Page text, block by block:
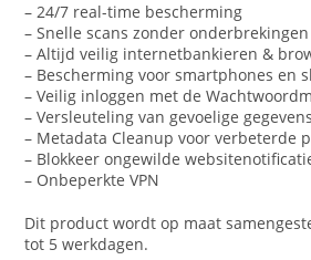
– 24/7 real-time bescherming
– Snelle scans zonder onderbrekingen
– Altijd veilig internetbankieren &
– Bescherming voor smartphones en
– Veilig inloggen met de
– Versleuteling van gevoelige
– Metadata Cleanup voor verbeterde
– Blokkeer ongewilde
– Onbeperkte VPN
Dit product wordt op maat
tot 5 werkdagen.